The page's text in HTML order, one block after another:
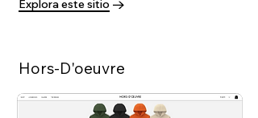
Explora este sitio
Hors-D'oeuvre